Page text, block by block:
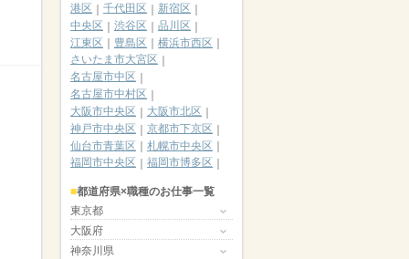
港区
千代田区
新宿区
中央区
渋谷区
品川区
江東区
豊島区
横浜市西区
さいたま市大宮区
名古屋市中区
名古屋市中村区
大阪市中央区
大阪市北区
神戸市中央区
京都市下京区
仙台市青葉区
札幌市中央区
福岡市中央区
福岡市博多区
都道府県×職種のお仕事一覧
東京都
大阪府
神奈川県